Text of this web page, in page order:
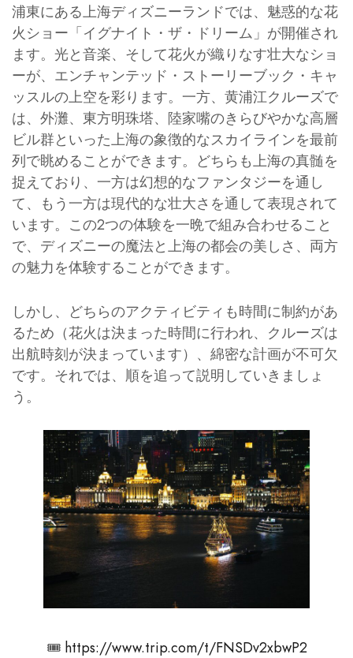
浦東にある上海ディズニーランドでは、魅惑的な花
火ショー「イグナイト・ザ・ドリーム」が開催され
ます。光と音楽、そして花火が織りなす壮大なショ
ーが、エンチャンテッド・ストーリーブック・キャ
ッスルの上空を彩ります。一方、黄浦江クルーズで
は、外灘、東方明珠塔、陸家嘴のきらびやかな高層
ビル群といった上海の象徴的なスカイラインを最前
列で眺めることができます。どちらも上海の真髄を
捉えており、一方は幻想的なファンタジーを通し
て、もう一方は現代的な壮大さを通して表現されて
います。この2つの体験を一晩で組み合わせること
で、ディズニーの魔法と上海の都会の美しさ、両方
の魅力を体験することができます。
しかし、どちらのアクティビティも時間に制約があ
るため（花火は決まった時間に行われ、クルーズは
出航時刻が決まっています）、綿密な計画が不可欠
です。それでは、順を追って説明していきましょ
う。
🎟️ https://www.trip.com/t/FNSDv2xbwP2